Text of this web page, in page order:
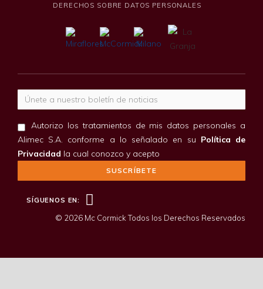
DERECHOS SOBRE DATOS PERSONALES
Correo electrónico
Autorizo los tratamientos de mis datos personales a
Alimec S.A. conforme a lo señalado en su Política de
Privacidad la cual conozco y acepto
SÍGUENOS EN:
© 2026 Mc Cormick Todos los Derechos Reservados